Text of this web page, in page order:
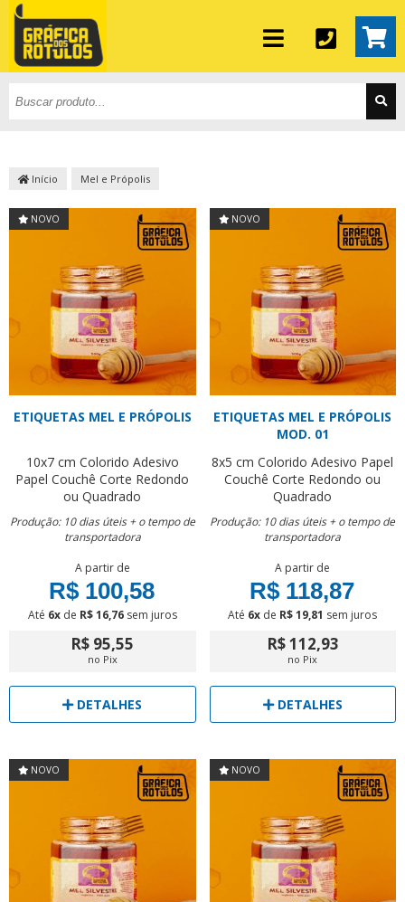
Início Mel e Própolis
NOVO
ETIQUETAS MEL E PRÓPOLIS
10x7 cm Colorido Adesivo
Papel Couchê Corte Redondo
ou Quadrado
Produção: 10 dias úteis + o tempo de
transportadora
A partir de
R$ 100,58
Até 6xde R$ 16,76sem juros
R$ 95,55
no Pix
DETALHES
NOVO
ETIQUETAS MEL E PRÓPOLIS
MOD. 01
8x5 cm Colorido Adesivo Papel
Couchê Corte Redondo ou
Quadrado
Produção: 10 dias úteis + o tempo de
transportadora
A partir de
R$ 118,87
Até 6x de R$ 19,81 sem juros
R$ 112,93
no Pix
DETALHES
NOVO NOVO